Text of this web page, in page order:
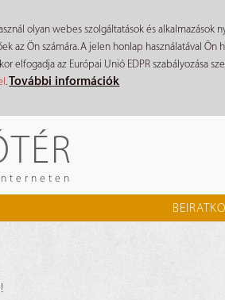
olyan webes szolgáltatások és alkalmazások
az Ön számára. A jelen honlap használatával Ön
elfogadja az Európai Unió EDPR szabályozása
.További információk